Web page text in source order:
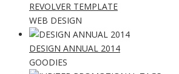
REVOLVER TEMPLATE
WEB DESIGN
DESIGN ANNUAL 2014
GOODIES